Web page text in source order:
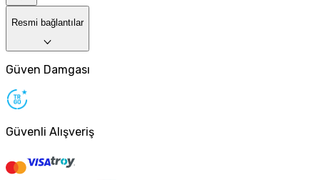
Resmi bağlantılar
Güven Damgası
Güvenli Alışveriş